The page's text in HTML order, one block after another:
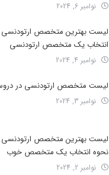
نوامبر 6, 2024
لیست بهترین متخصص ارتودنسی
انتخاب یک متخصص ارتودنسی
نوامبر 4, 2024
لیست متخصص ارتودنسی در
نوامبر 3, 2024
لیست بهترین متخصص ارتودنسی
نحوه انتخاب یک متخصص خوب
نوامبر 2, 2024